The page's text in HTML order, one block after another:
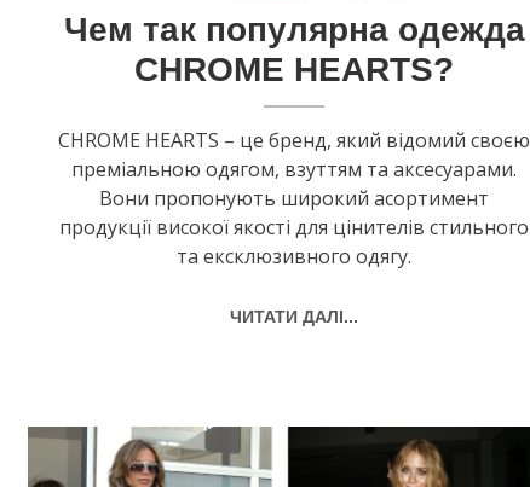
Чем так популярна одежда
CHROME HEARTS?
CHROME HEARTS – це бренд, який відомий своєю
преміальною одягом, взуттям та аксесуарами.
Вони пропонують широкий асортимент
продукції високої якості для цінителів стильного
та ексклюзивного одягу.
ЧИТАТИ ДАЛІ...